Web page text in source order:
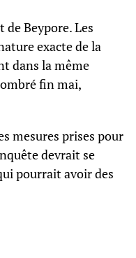
Beypore. Les
exacte de la
dans la même
fin mai,
mesures prises pour
devrait se
pourrait avoir des